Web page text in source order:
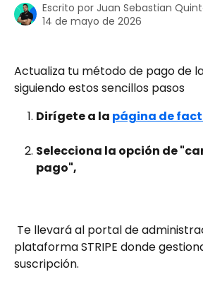
Escrito por Juan Sebastian
14 de mayo de 2026
Actualiza tu método de pago de
siguiendo estos sencillos pasos
Dirígete a la página de
Selecciona la opción de
pago",
plataforma STRIPE donde
suscripción.